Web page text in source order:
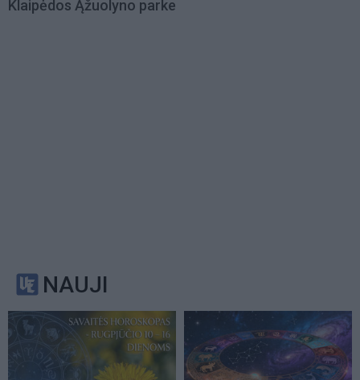
Klaipėdos Ąžuolyno parke
NAUJI